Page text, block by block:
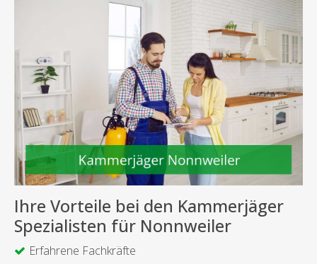
Ihre Vorteile bei den Kammerjäger
Spezialisten für Nonnweiler
Erfahrene Fachkräfte